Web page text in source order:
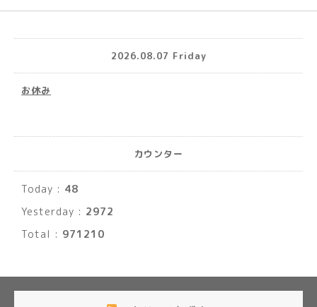
2026.08.07 Friday
お休み
カウンター
Today : 48
Yesterday : 2972
Total : 971210